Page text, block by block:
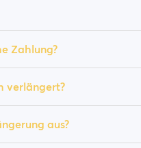
Zahlung?
verlängert?
aus?